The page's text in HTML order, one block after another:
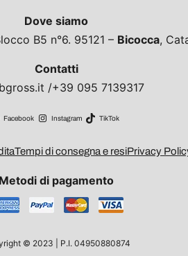
Dove siamo
B5 n°6. 95121 – Bicocca,
Contatti
/+39 095 7139317
Facebook Instagram TikTok
Tempi di consegna e resiPrivacy
Metodi di pagamento
© 2023 | P.I. 04950880874